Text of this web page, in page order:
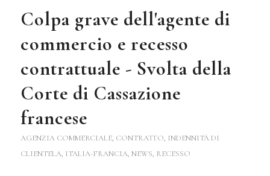
Colpa grave dell'agente di
commercio e recesso
contrattuale - Svolta della
Corte di Cassazione
francese
AGENZIA COMMERCIALE, CONTRATTO, INDENNITÀ DI
CLIENTELA, ITALIA-FRANCIA, NEWS, RECESSO